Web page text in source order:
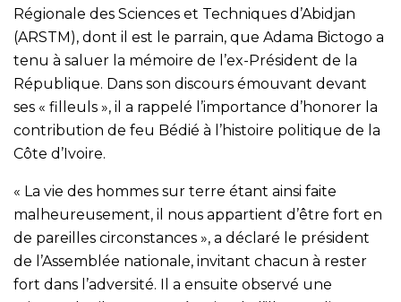
Régionale des Sciences et Techniques d’Abidjan
(ARSTM), dont il est le parrain, que Adama Bictogo a
tenu à saluer la mémoire de l’ex-Président de la
République. Dans son discours émouvant devant
ses « filleuls », il a rappelé l’importance d’honorer la
contribution de feu Bédié à l’histoire politique de la
Côte d’Ivoire.
« La vie des hommes sur terre étant ainsi faite
malheureusement, il nous appartient d’être fort en
de pareilles circonstances », a déclaré le président
de l’Assemblée nationale, invitant chacun à rester
fort dans l’adversité. Il a ensuite observé une